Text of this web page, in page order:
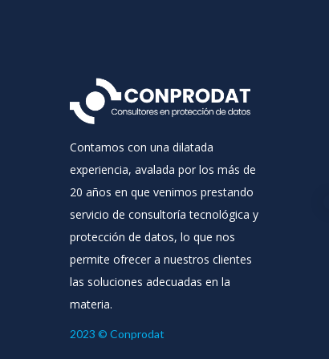
Contamos con una dilatada
experiencia, avalada por los más de
20 años en que venimos prestando
servicio de consultoría tecnológica y
protección de datos, lo que nos
permite ofrecer a nuestros clientes
las soluciones adecuadas en la
materia.
2023 © Conprodat
Nacional reafirma
que el Delegado de
Protección de Datos
debe ser
completamente
independiente